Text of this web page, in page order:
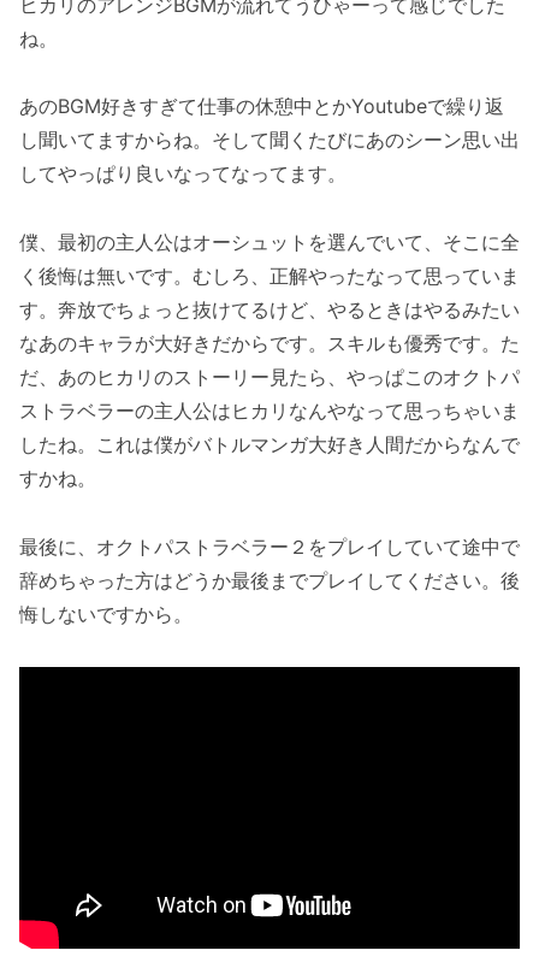
ね。
あのBGM好きすぎて仕事の休憩中とかYoutubeで繰り返
し聞いてますからね。そして聞くたびにあのシーン思い出
してやっぱり良いなってなってます。
僕、最初の主人公はオーシュットを選んでいて、そこに全
く後悔は無いです。むしろ、正解やったなって思っていま
す。奔放でちょっと抜けてるけど、やるときはやるみたい
なあのキャラが大好きだからです。スキルも優秀です。た
だ、あのヒカリのストーリー見たら、やっぱこのオクトパ
ストラベラーの主人公はヒカリなんやなって思っちゃいま
したね。これは僕がバトルマンガ大好き人間だからなんで
すかね。
最後に、オクトパストラベラー２をプレイしていて途中で
辞めちゃった方はどうか最後までプレイしてください。後
悔しないですから。